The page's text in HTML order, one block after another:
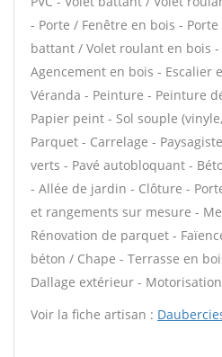
- Porte / Fenêtre en bois -
battant / Volet roulant en bois
Agencement en bois - Escalier
Véranda - Peinture - Peinture
Papier peint - Sol souple
Parquet - Carrelage -
verts - Pavé autobloquant -
- Allée de jardin - Clôture -
et rangements sur mesure -
Rénovation de parquet -
béton / Chape - Terrasse en
Dallage extérieur -
Voir la fiche artisan :